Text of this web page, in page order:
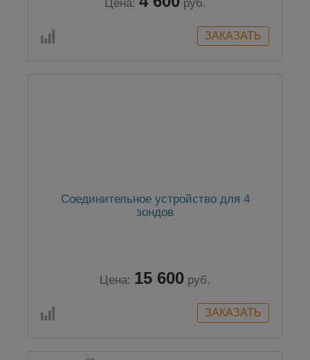
Цена: руб.
Соединительное устройство для 4
зондов
Цена: 15 600 руб.